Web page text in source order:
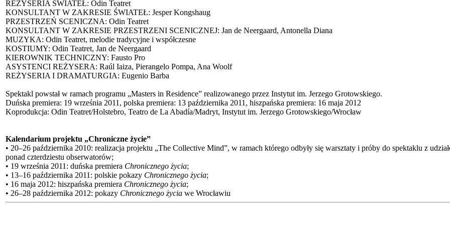
REŻYSERIA ŚWIATEŁ: Odin Teatret
KONSULTANT W ZAKRESIE ŚWIATEŁ: Jesper Kongshaug
PRZESTRZEŃ SCENICZNA: Odin Teatret
KONSULTANT W ZAKRESIE PRZESTRZENI SCENICZNEJ: Jan de Neergaard, Antonella Diana
MUZYKA: Odin Teatret, melodie tradycyjne i współczesne
KOSTIUMY: Odin Teatret, Jan de Neergaard
KIEROWNIK TECHNICZNY: Fausto Pro
ASYSTENCI REŻYSERA: Raúl Iaiza, Pierangelo Pompa, Ana Woolf
REŻYSERIA I DRAMATURGIA: Eugenio Barba
Spektakl powstał w ramach programu „Masters in Residence” realizowanego przez Instytut im. Jerzego Grotowskiego.
Duńska premiera: 19 września 2011, polska premiera: 13 października 2011, hiszpańska premiera: 16 maja 2012
Koprodukcja: Odin Teatret/Holstebro, Teatro de La Abadía/Madryt, Instytut im. Jerzego Grotowskiego/Wrocław
Kalendarium projektu „Chroniczne życie”
• 20–26 października 2010: realizacja projektu „The Collective Mind”, w ramach którego odbyły się warsztaty i próby do spektaklu z
ponad czterdziestu obserwatorów;
• 19 września 2011: duńska premiera Chronicznego życia;
• 13–16 października 2011: polskie pokazy Chronicznego życia;
• 16 maja 2012: hiszpańska premiera Chronicznego życia;
• 26–28 października 2012: pokazy Chronicznego życia we Wrocławiu